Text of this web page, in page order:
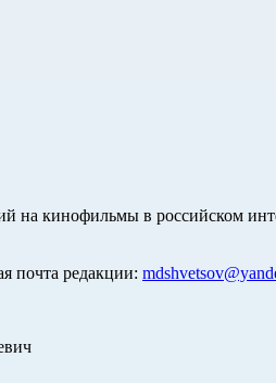
на кинофильмы в российском
почта редакции: